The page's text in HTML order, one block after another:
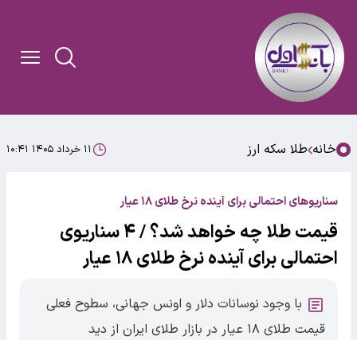
خانه طلا سکه ارز ۱۱ خرداد ۱۴۰۵ ۱۰:۴۱
سناریوهای احتمالی برای آینده نرخ طلای ۱۸ عیار
قیمت طلا چه خواهد شد؟ / ۴ سناریوی
احتمالی برای آینده نرخ طلای ۱۸ عیار
با وجود نوسانات دلار و اونس جهانی، سطوح فعلی
قیمت طلای ۱۸ عیار در بازار طلای ایران از دید